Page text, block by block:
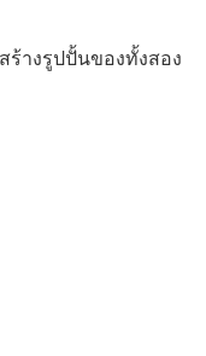
างรูปปั้นของทั้งสอง